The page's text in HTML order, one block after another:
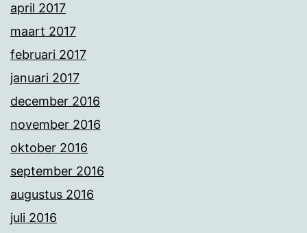
april 2017
maart 2017
februari 2017
januari 2017
december 2016
november 2016
oktober 2016
september 2016
augustus 2016
juli 2016